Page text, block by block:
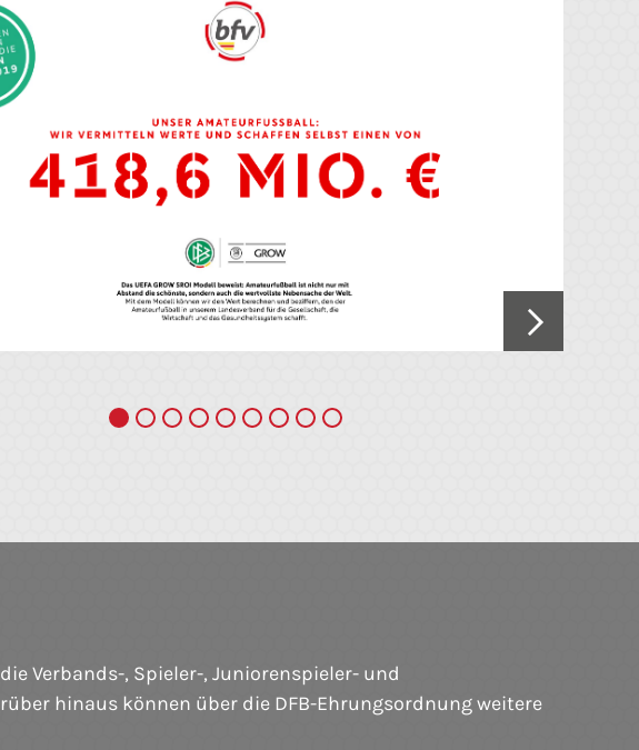
Verbands-, Spieler-, Juniorenspieler- und
hinaus können über die DFB-Ehrungsordnung weitere